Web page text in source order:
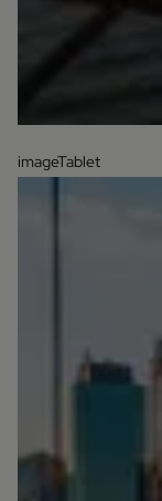
imageTablet